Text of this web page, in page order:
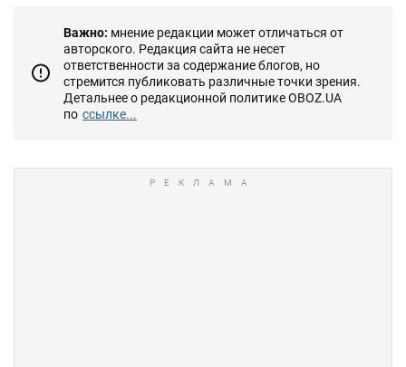
Важно: мнение редакции может отличаться от
авторского. Редакция сайта не несет
ответственности за содержание блогов, но
стремится публиковать различные точки зрения.
Детальнее о редакционной политике OBOZ.UA
по ссылке...